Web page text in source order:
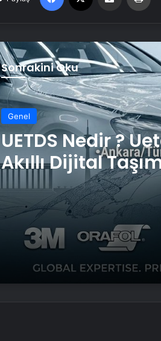
Sonrakini Oku
Genel
UETDS Nedir ?
Akıllı Dijital
Yazılımı